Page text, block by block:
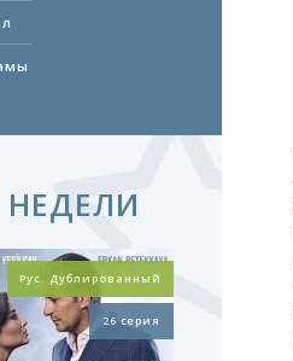
Рус. Дублированный
26 серия